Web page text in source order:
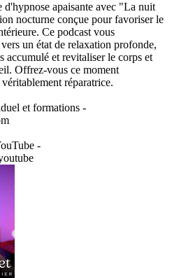
d'hypnose apaisante avec "La nuit
nocturne conçue pour favoriser le
Ce podcast vous
un état de relaxation profonde,
accumulé et revitaliser le corps et
Offrez-vous ce moment
réparatrice.
et formations -
-